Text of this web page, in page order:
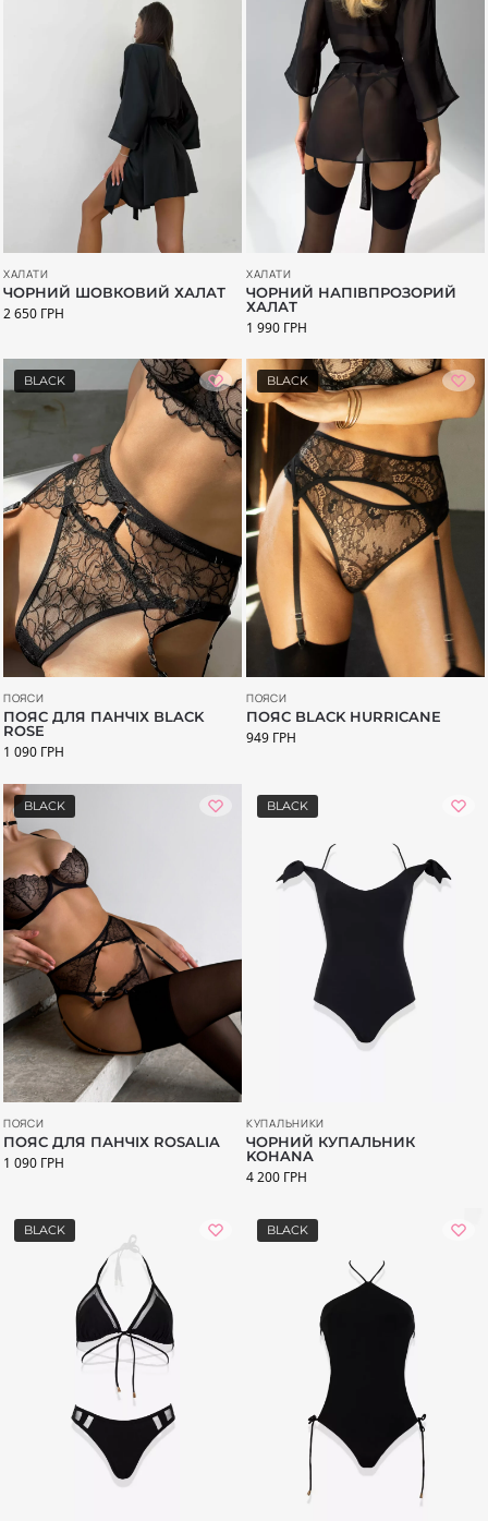
ХАЛАТИ
ЧОРНИЙ ШОВКОВИЙ ХАЛАТ
2 650 ГРН
ХАЛАТИ
ЧОРНИЙ НАПІВПРОЗОРИЙ
ХАЛАТ
1 990 ГРН
BLACK
ПОЯСИ
ПОЯС ДЛЯ ПАНЧІХ BLACK
ROSE
1 090 ГРН
BLACK
ПОЯСИ
ПОЯС BLACK HURRICANE
949 ГРН
BLACK
ПОЯСИ
ПОЯС ДЛЯ ПАНЧІХ ROSALIA
1 090 ГРН
BLACK
КУПАЛЬНИКИ
ЧОРНИЙ КУПАЛЬНИК
KOHANA
4 200 ГРН
BLACK BLACK